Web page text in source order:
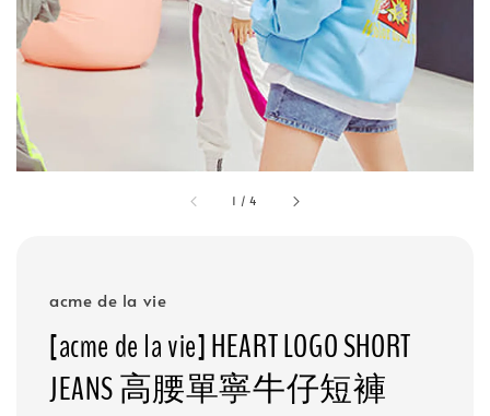
1 /4
acme de la vie
[acme de la vie] HEART LOGO SHORT
JEANS 高腰單寧牛仔短褲